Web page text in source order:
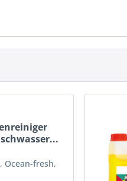
Ocean-fresh,